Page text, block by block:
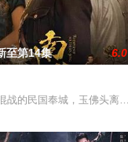
国内乱的漩涡，身陷重重
通过摸排、勘查等传统刑
心策划的“夏令营”完成
至第14集 6.0
战的民国奉城，玉佛头离